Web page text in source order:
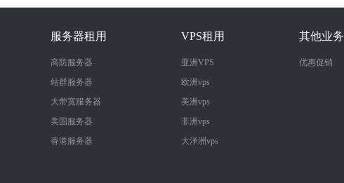
服务器租用
高防服务器
站群服务器
大带宽服务器
美国服务器
香港服务器
VPS租用
亚洲VPS
欧洲vps
美洲vps
非洲vps
大洋洲vps
其他业务
优惠促销